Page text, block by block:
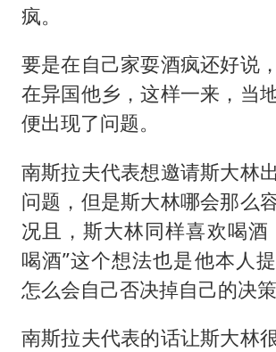
疯。
要是在自己家耍酒疯还好说
在异国他乡，这样一来，当
便出现了问题。
南斯拉夫代表想邀请斯大林
问题，但是斯大林哪会那么
况且，斯大林同样喜欢喝酒
喝酒”这个想法也是他本人
怎么会自己否决掉自己的决策
南斯拉夫代表的话让斯大林